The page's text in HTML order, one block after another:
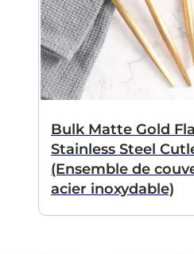
Bulk Matte Gold
Stainless Steel
(Ensemble de
acier inoxydable)